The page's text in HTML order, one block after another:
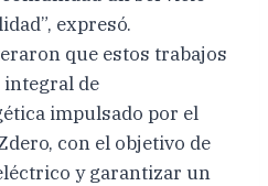
expresó.
que estos trabajos
de
impulsado por el
con el objetivo de
y garantizar un